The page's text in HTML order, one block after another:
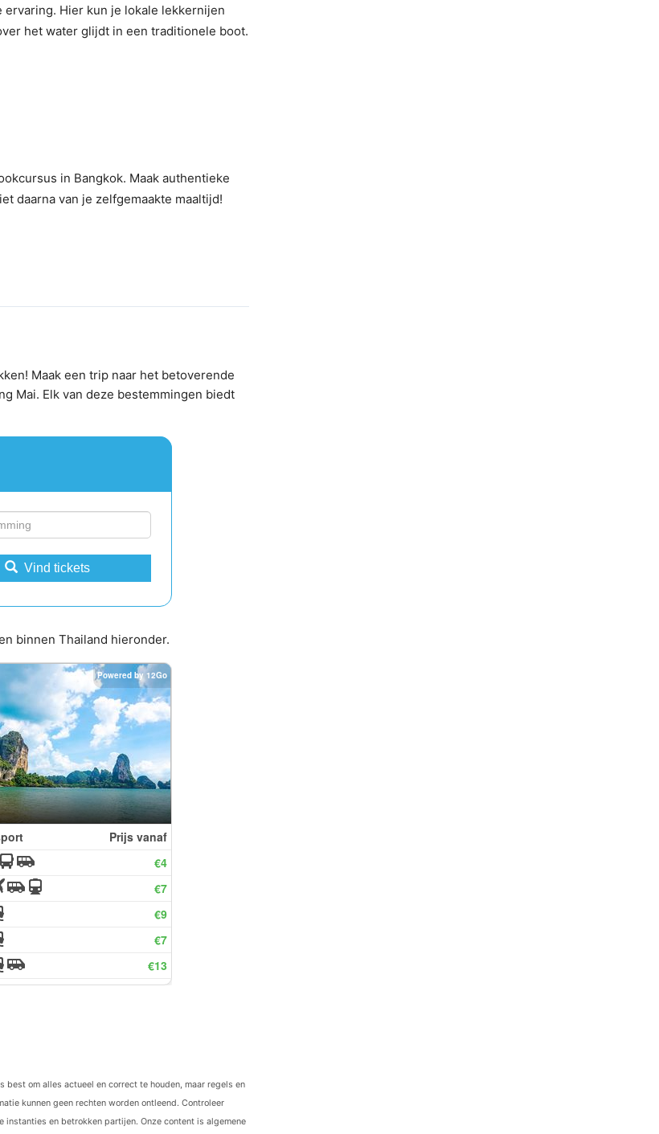
Hier kun je lokale lekkernijen
het water glijdt in een traditionele boot.
in Bangkok. Maak authentieke
daarna van je zelfgemaakte maaltijd!
Maak een trip naar het betoverende
Mai. Elk van deze bestemmingen biedt
Vind tickets
binnen Thailand hieronder.
om alles actueel en correct te houden, maar regels en
kunnen geen rechten worden ontleend. Controleer
en betrokken partijen. Onze content is algemene